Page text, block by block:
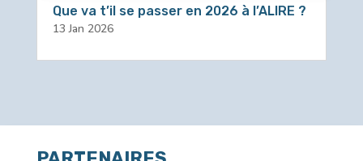
Que va t’il se passer en 2026 à l’ALIRE ?
13 Jan 2026